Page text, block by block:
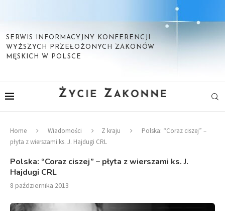
SERWIS INFORMACYJNY KONFERENCJI
WYŻSZYCH PRZEŁOŻONYCH ZAKONÓW
MĘSKICH W POLSCE
Home Wiadomości Z kraju
Polska: “Coraz ciszej” –
płyta z wierszami ks. J. Hajdugi CRL
Polska: “Coraz ciszej” – płyta z wierszami ks. J.
Hajdugi CRL
8 października 2013